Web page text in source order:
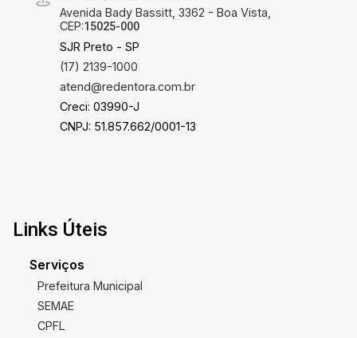
Avenida Bady Bassitt, 3362 - Boa Vista,
CEP:15025-000
SJR Preto - SP
(17) 2139-1000
atend@redentora.com.br
Creci: 03990-J
CNPJ: 51.857.662/0001-13
Links Úteis
Serviços
Prefeitura Municipal
SEMAE
CPFL